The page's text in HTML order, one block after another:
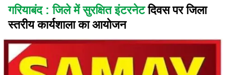
गरियाबंद : जिले में सुरक्षित इंटरनेटदिवस पर जिला
स्तरीय कार्यशाला का आयोजन